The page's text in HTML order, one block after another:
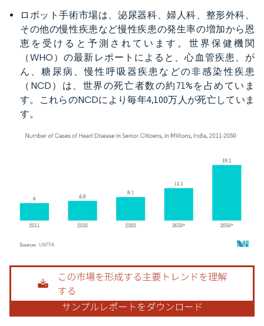
ロボット手術市場は、泌尿器科、婦人科、整形外科、
その他の慢性疾患など慢性疾患の発生率の増加から恩
恵を受けると予測されています。世界保健機関
（WHO）の最新レポートによると、心血管疾患、が
ん、糖尿病、慢性呼吸器疾患などの非感染性疾患
（NCD）は、世界の死亡者数の約71%を占めていま
す。これらのNCDにより毎年4,100万人が死亡していま
す。
画像 © Mordor Intelligence。再利用にはCC BY 4.0の表示が必要です。